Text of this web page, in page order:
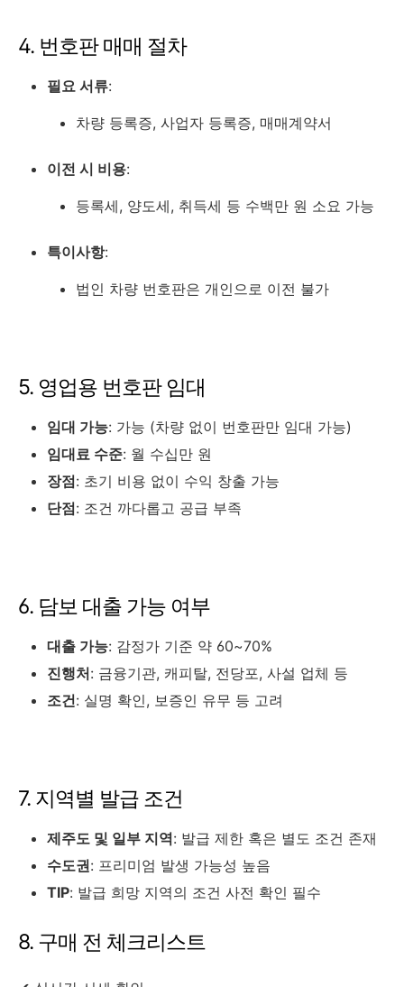
4. 번호판 매매 절차
필요 서류:
차량 등록증, 사업자 등록증, 매매계약서
이전 시 비용:
등록세, 양도세, 취득세 등 수백만 원 소요 가능
특이사항:
법인 차량 번호판은 개인으로 이전 불가
5. 영업용 번호판 임대
임대 가능: 가능 (차량 없이 번호판만 임대 가능)
임대료 수준: 월 수십만 원
장점: 초기 비용 없이 수익 창출 가능
단점: 조건 까다롭고 공급 부족
6. 담보 대출 가능 여부
대출 가능: 감정가 기준 약 60~70%
진행처: 금융기관, 캐피탈, 전당포, 사설 업체 등
조건: 실명 확인, 보증인 유무 등 고려
7. 지역별 발급 조건
제주도 및 일부 지역: 발급 제한 혹은 별도 조건 존재
수도권: 프리미엄 발생 가능성 높음
TIP: 발급 희망 지역의 조건 사전 확인 필수
8. 구매 전 체크리스트